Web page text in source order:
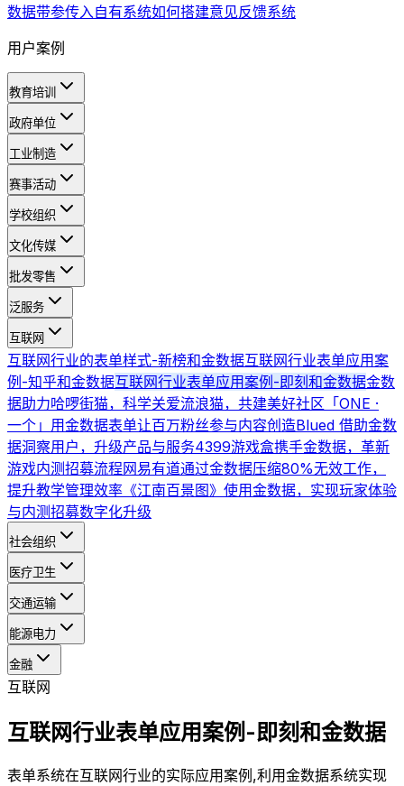
数据带参传入自有系统如何搭建意见反馈系统
用户案例
教育培训
政府单位
工业制造
赛事活动
学校组织
文化传媒
批发零售
泛服务
互联网
互联网行业的表单样式-新榜和金数据互联网行业表单应用案
例-知乎和金数据互联网行业表单应用案例-即刻和金数据金数
据助力哈啰街猫，科学关爱流浪猫，共建美好社区 「ONE ·
一个」用金数据表单让百万粉丝参与内容创造Blued 借助金数
据洞察用户，升级产品与服务4399游戏盒携手金数据，革新
游戏内测招募流程网易有道通过金数据压缩80%无效工作，
提升教学管理效率 《江南百景图》使用金数据，实现玩家体验
与内测招募数字化升级
社会组织
医疗卫生
交通运输
能源电力
金融
互联网
互联网行业表单应用案例-即刻和金数据
表单系统在互联网行业的实际应用案例,利用金数据系统实现